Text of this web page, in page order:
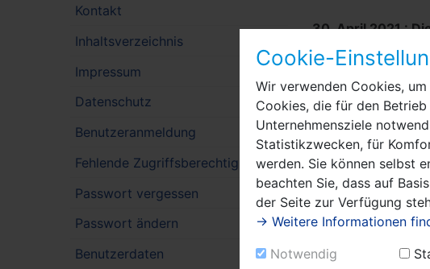
Cookie-
Wir verwenden Cookies,
Cookies, die für den
Unternehmensziele
Statistikzwecken, für
werden. Sie können selbst
beachten Sie, dass auf
der Seite zur Verfügung
→ Weitere Informationen
Notwendig
Kontakt
Inhaltsverzeichnis
Impressum
Datenschutz
Benutzeranmeldung
Fehlende Zugriffsberechtigung
Passwort vergessen
Passwort ändern
Benutzerdaten
30. April 2021 :
bereits
einer
Neukammer die
Manuel Meger
machen konnten.
Nach der
gemeinsamen
Ortsvorsteher
und
öffentlichen
ausgesucht. „Die